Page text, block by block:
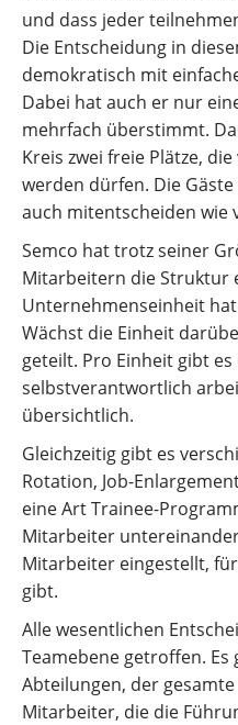
und dass jeder
Die Entscheidung in
demokratisch mit
Dabei hat auch er nur
mehrfach überstimmt.
Kreis zwei freie Plätze,
werden dürfen. Die
auch mitentscheiden wie
Semco hat trotz seiner
Mitarbeitern die Struktur
Unternehmenseinheit
Wächst die Einheit
geteilt. Pro Einheit gibt es
selbstverant­wortlich
übersichtlich.
Gleichzeitig gibt es
Rotation, Job-
eine Art Trainee-
Mitarbeiter
Mitarbeiter eingestellt,
gibt.
Alle wesentlichen
Teamebene getroffen.
Abteilungen, der
Mitarbeiter, die die